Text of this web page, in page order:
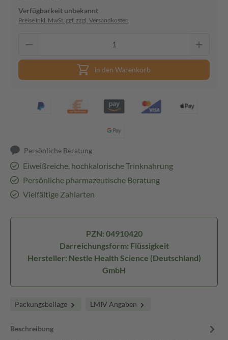
Verfügbarkeit unbekannt
Preise inkl. MwSt. ggf. zzgl. Versandkosten
In den Warenkorb
Persönliche Beratung
Eiweißreiche, hochkalorische Trinknahrung
Persönliche pharmazeutische Beratung
Vielfältige Zahlarten
PZN: 04910420
Darreichungsform: Flüssigkeit
Hersteller: Nestle Health Science (Deutschland)
GmbH
Packungsbeilage LMIV Angaben
Beschreibung